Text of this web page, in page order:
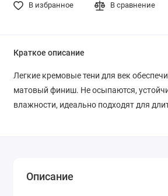
В избранное В сравнение
Краткое описание
Легкие кремовые тени для век
матовый финиш. Не осыпаются,
влажности, идеально подходят для
Описание